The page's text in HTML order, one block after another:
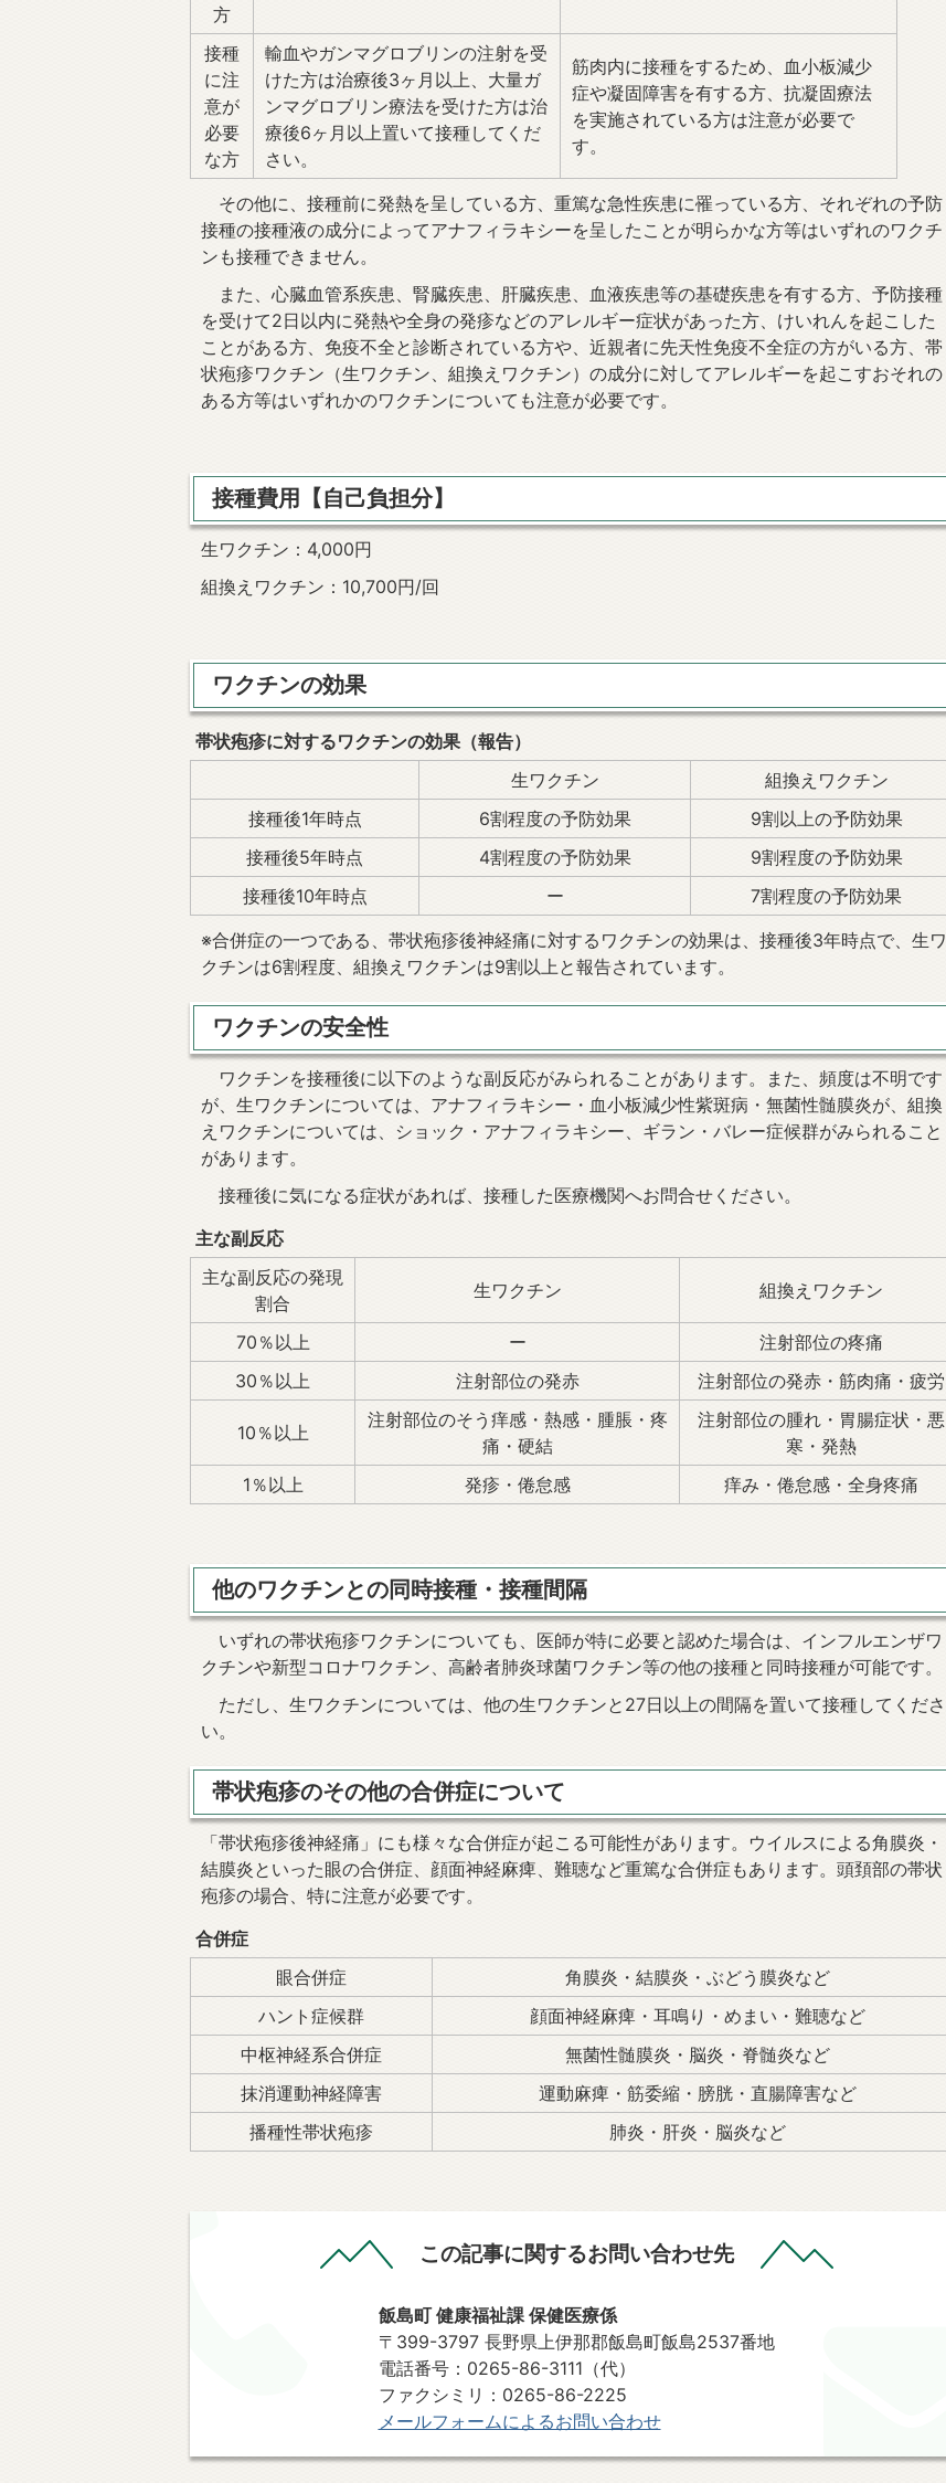
方
接種
に注
意が
必要
な方
輸血やガンマグロブリンの注射を受
けた方は治療後3ヶ月以上、大量ガ
ンマグロブリン療法を受けた方は治
療後6ヶ月以上置いて接種してくだ
さい。
筋肉内に接種をするため、血小板減少
症や凝固障害を有する方、抗凝固療法
を実施されている方は注意が必要で
す。
その他に、接種前に発熱を呈している方、重篤な急性疾患に罹っている方、それぞれの予防
接種の接種液の成分によってアナフィラキシーを呈したことが明らかな方等はいずれのワクチ
ンも接種できません。
また、心臓血管系疾患、腎臓疾患、肝臓疾患、血液疾患等の基礎疾患を有する方、予防接種
を受けて2日以内に発熱や全身の発疹などのアレルギー症状があった方、けいれんを起こした
ことがある方、免疫不全と診断されている方や、近親者に先天性免疫不全症の方がいる方、帯
状疱疹ワクチン（生ワクチン、組換えワクチン）の成分に対してアレルギーを起こすおそれの
ある方等はいずれかのワクチンについても注意が必要です。
接種費用【自己負担分】
生ワクチン：4,000円
組換えワクチン：10,700円/回
ワクチンの効果
帯状疱疹に対するワクチンの効果（報告）
生ワクチン
組換えワクチン
接種後1年時点
6割程度の予防効果
9割以上の予防効果
接種後5年時点
4割程度の予防効果
9割程度の予防効果
接種後10年時点
ー
7割程度の予防効果
※合併症の一つである、帯状疱疹後神経痛に対するワクチンの効果は、接種後3年時点で、生ワ
クチンは6割程度、組換えワクチンは9割以上と報告されています。
ワクチンの安全性
ワクチンを接種後に以下のような副反応がみられることがあります。また、頻度は不明です
が、生ワクチンについては、アナフィラキシー・血小板減少性紫斑病・無菌性髄膜炎が、組換
えワクチンについては、ショック・アナフィラキシー、ギラン・バレー症候群がみられること
があります。
接種後に気になる症状があれば、接種した医療機関へお問合せください。
主な副反応
主な副反応の発現
割合
生ワクチン 組換えワクチン
70％以上 ー
注射部位の疼痛
30％以上
注射部位の発赤 注射部位の発赤・筋肉痛・疲労
10％以上
注射部位のそう痒感・熱感・腫脹・疼
痛・硬結
注射部位の腫れ・胃腸症状・悪
寒・発熱
1％以上
発疹・倦怠感 痒み・倦怠感・全身疼痛
他のワクチンとの同時接種・接種間隔
いずれの帯状疱疹ワクチンについても、医師が特に必要と認めた場合は、インフルエンザワ
クチンや新型コロナワクチン、高齢者肺炎球菌ワクチン等の他の接種と同時接種が可能です。
ただし、生ワクチンについては、他の生ワクチンと27日以上の間隔を置いて接種してくださ
い。
帯状疱疹のその他の合併症について
「帯状疱疹後神経痛」にも様々な合併症が起こる可能性があります。ウイルスによる角膜炎・
結膜炎といった眼の合併症、顔面神経麻痺、難聴など重篤な合併症もあります。頭頚部の帯状
疱疹の場合、特に注意が必要です。
合併症
眼合併症
角膜炎・結膜炎・ぶどう膜炎など
ハント症候群
顔面神経麻痺・耳鳴り・めまい・難聴など
中枢神経系合併症
無菌性髄膜炎・脳炎・脊髄炎など
抹消運動神経障害
運動麻痺・筋委縮・膀胱・直腸障害など
播種性帯状疱疹
肺炎・肝炎・脳炎など
この記事に関するお問い合わせ先
飯島町 健康福祉課 保健医療係
〒399-3797 長野県上伊那郡飯島町飯島2537番地
電話番号：0265-86-3111（代）
ファクシミリ：0265-86-2225​​​​​​​
メールフォームによるお問い合わせ